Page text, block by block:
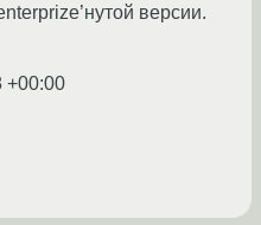
версии.
+00:00